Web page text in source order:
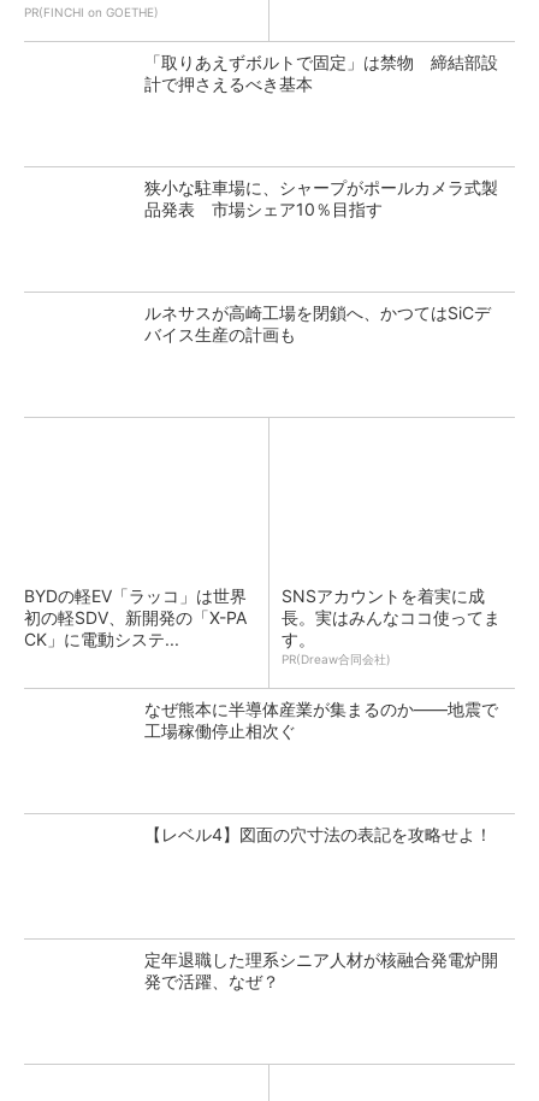
PR(FINCHI on GOETHE)
「取りあえずボルトで固定」は禁物 締結部設
計で押さえるべき基本
狭小な駐車場に、シャープがポールカメラ式製
品発表 市場シェア10％目指す
ルネサスが高崎工場を閉鎖へ、かつてはSiCデ
バイス生産の計画も
BYDの軽EV「ラッコ」は世界
初の軽SDV、新開発の「X-PA
CK」に電動システ...
SNSアカウントを着実に成
長。実はみんなココ使ってま
す。
PR(Dreaw合同会社)
なぜ熊本に半導体産業が集まるのか――地震で
工場稼働停止相次ぐ
【レベル4】図面の穴寸法の表記を攻略せよ！
定年退職した理系シニア人材が核融合発電炉開
発で活躍、なぜ？